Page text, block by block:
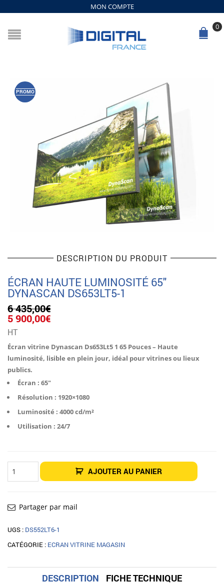
MON COMPTE
0
PROMO
DESCRIPTION DU PRODUIT
ÉCRAN HAUTE LUMINOSITÉ 65″
DYNASCAN DS653LT5-1
6 435,00€
Le
prix
initial
était :
6
435,00€.
5 900,00€
est :
5
HT
Écran vitrine Dynascan Ds653Lt5 1 65 Pouces – Haute
luminosité, lisible en plein jour, idéal pour vitrines ou lieux
publics.
Écran : 65″
Résolution : 1920×1080
Luminosité : 4000 cd/m²
Utilisation : 24/7
quantité
de
DynaScan
DS653LT5-
AJOUTER AU PANIER
Partager par mail
UGS : DS552LT6-1
CATÉGORIE : ECRAN VITRINE MAGASIN
DESCRIPTION FICHE TECHNIQUE